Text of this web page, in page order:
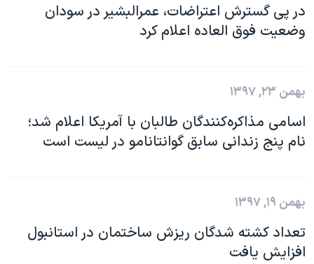
در پی گسترش اعتراضات، عمرالبشیر در سودان
وضعیت فوق العاده اعلام کرد
بهمن ۲۳, ۱۳۹۷
اسامی مذاکره‌کنندگان طالبان با آمریکا اعلام شد؛
نام پنج زندانی سابق گوانتانامو در لیست است
بهمن ۱۹, ۱۳۹۷
تعداد کشته شدگان ریزش ساختمان در استانبول
افزایش یافت